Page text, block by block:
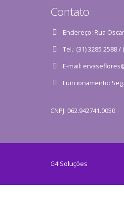
Contato
Endereço: Rua
Tel.: (31) 3285 2588 /
E-mail:
Funcionamento:
CNPJ: 062.942741.0050
G4 Soluções